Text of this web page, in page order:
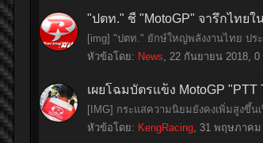
"ปตท." ชี้ "MotoGP" จารึกไทยใ
[img] "ปตท." ยักษ์ใหญ่พลังงานไทย ปร
หัวข้อโดย: News, 22 กันยายน 2018,
เผยโฉมบัตรแข็ง MotoGP "PTT
[IMG] กระแสความนิยมยังคงเพิ่มสูงขึ้น
หัวข้อโดย: KengRacing, 31 พฤษภาคม